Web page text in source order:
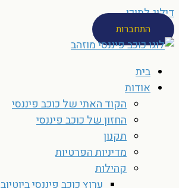
דילוג לתוכן
התחברות
בית
אודות
הקוד האתי של כוכב פיננסי
החזון של כוכב פיננסי
תקנון
מדיניות הפרטיות
קהילות
ערוץ כוכב פיננסי ביוטיוב